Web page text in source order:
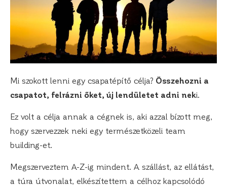
Mi szokott lenni egy csapatépítő célja? Összehozni a
csapatot, felrázni őket, új lendületet adni neki.
Ez volt a célja annak a cégnek is, aki azzal bízott meg,
hogy szervezzek neki egy természetközeli team
building-et.
Megszerveztem A-Z-ig mindent. A szállást, az ellátást,
a túra útvonalat, elkészítettem a célhoz kapcsolódó